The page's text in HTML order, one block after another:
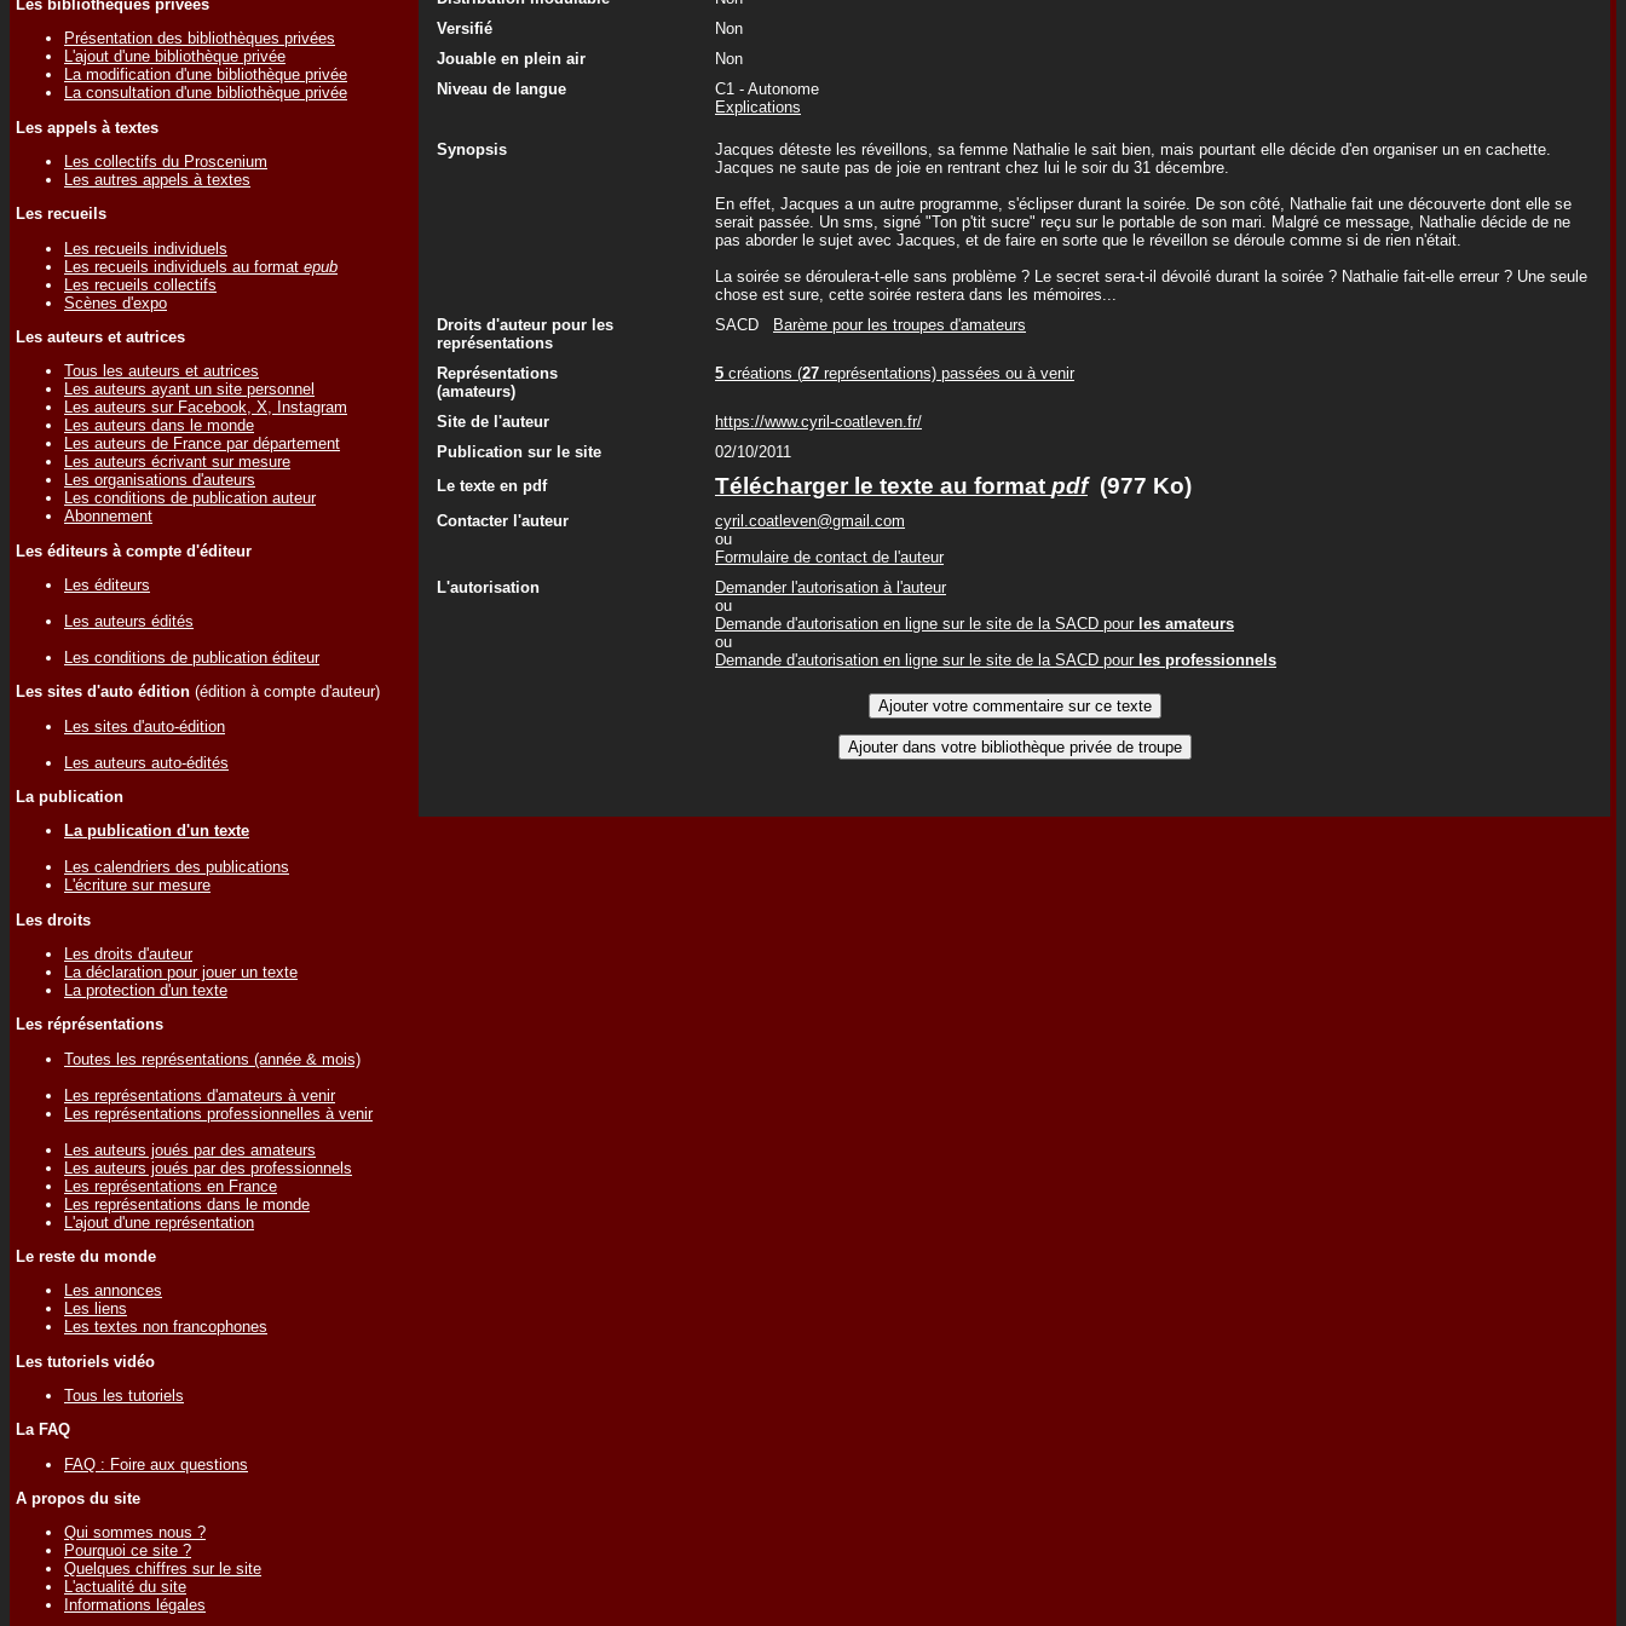
Les bibliothèques privées
Présentation des bibliothèques privées
L'ajout d'une bibliothèque privée
La modification d'une bibliothèque privée
La consultation d'une bibliothèque privée
Les appels à textes
Les collectifs du Proscenium
Les autres appels à textes
Les recueils
Les recueils individuels
Les recueils individuels au format epub
Les recueils collectifs
Scènes d'expo
Les auteurs et autrices
Tous les auteurs et autrices
Les auteurs ayant un site personnel
Les auteurs sur Facebook, X, Instagram
Les auteurs dans le monde
Les auteurs de France par département
Les auteurs écrivant sur mesure
Les organisations d'auteurs
Les conditions de publication auteur
Abonnement
Les éditeurs à compte d'éditeur
Les éditeurs
Les auteurs édités
Les conditions de publication éditeur
Les sites d'auto édition (édition à compte d'auteur)
Les sites d'auto-édition
Les auteurs auto-édités
La publication
La publication d'un texte
Les calendriers des publications
L'écriture sur mesure
Les droits
Les droits d'auteur
La déclaration pour jouer un texte
La protection d'un texte
Les réprésentations
Toutes les représentations (année & mois)
Les représentations d'amateurs à venir
Les représentations professionnelles à venir
Les auteurs joués par des amateurs
Les auteurs joués par des professionnels
Les représentations en France
Les représentations dans le monde
L'ajout d'une représentation
Le reste du monde
Les annonces
Les liens
Les textes non francophones
Les tutoriels vidéo
Tous les tutoriels
La FAQ
FAQ : Foire aux questions
A propos du site
Qui sommes nous ?
Pourquoi ce site ?
Quelques chiffres sur le site
L'actualité du site
Informations légales
Versifié
Non
Jouable en plein air
Non
Niveau de langue
C1 - Autonome
Explications
Synopsis
Jacques déteste les réveillons, sa femme Nathalie le sait bien, mais pourtant elle décide d'en organiser un en cachette.
Jacques ne saute pas de joie en rentrant chez lui le soir du 31 décembre.
En effet, Jacques a un autre programme, s'éclipser durant la soirée. De son côté, Nathalie fait une découverte dont elle se
serait passée. Un sms, signé "Ton p'tit sucre" reçu sur le portable de son mari. Malgré ce message, Nathalie décide de ne
pas aborder le sujet avec Jacques, et de faire en sorte que le réveillon se déroule comme si de rien n'était.
La soirée se déroulera-t-elle sans problème ? Le secret sera-t-il dévoilé durant la soirée ? Nathalie fait-elle erreur ? Une seule
chose est sure, cette soirée restera dans les mémoires...
Droits d'auteur pour les
représentations
SACD Barème pour les troupes d'amateurs
Représentations
(amateurs)
5 créations (27 représentations) passées ou à venir
Site de l'auteur
https://www.cyril-coatleven.fr/
Publication sur le site
02/10/2011
Le texte en pdf
Télécharger le texte au format pdf(977 Ko)
Contacter l'auteur
cyril.coatleven@gmail.com
ou
Formulaire de contact de l'auteur
L'autorisation
Demander l'autorisation à l'auteur
ou
Demande d'autorisation en ligne sur le site de la SACD pour les amateurs
ou
Demande d'autorisation en ligne sur le site de la SACD pour les professionnels